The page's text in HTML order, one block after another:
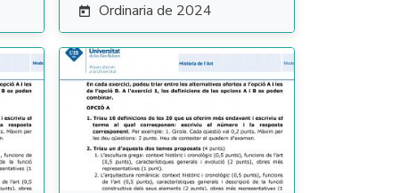
 Ordinaria de 2024